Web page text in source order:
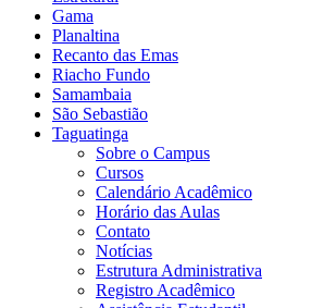
Gama
Planaltina
Recanto das Emas
Riacho Fundo
Samambaia
São Sebastião
Taguatinga
Sobre o Campus
Cursos
Calendário Acadêmico
Horário das Aulas
Contato
Notícias
Estrutura Administrativa
Registro Acadêmico